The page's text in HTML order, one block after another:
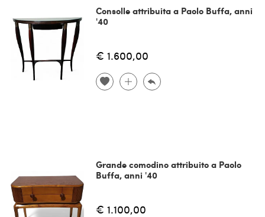
Consolle attribuita a Paolo Buffa, anni
'40
€ 1.600,00
Grande comodino attribuito a Paolo
Buffa, anni '40
€ 1.100,00